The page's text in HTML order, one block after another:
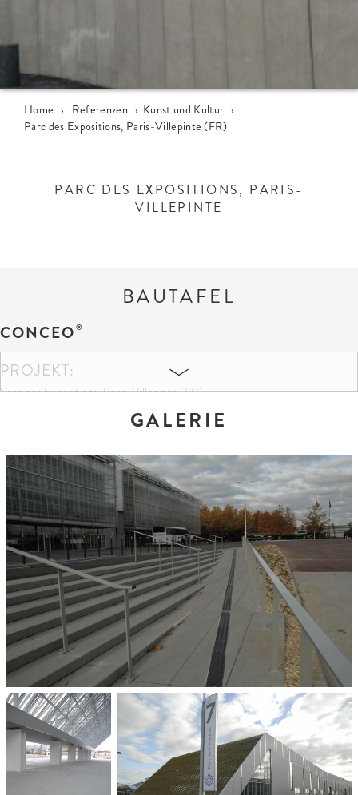
Home › Referenzen › Kunst und Kultur ›
Parc des Expositions, Paris-Villepinte (FR)
PARC DES EXPOSITIONS, PARIS-
VILLEPINTE
BAUTAFEL
CONCEO
PROJEKT:
Parc des Expositions, Paris-Villepinte (FR)
FARBEN UND FORMATE:
Objektfarbe
440 x 75 x 14 cm
300 x 150 x 14 cm
190 x 150 x 14 cm
150 x 150 x 14 cm
150 x 40 x 14 cm
30 x 30 x 14 cm
140 x 75,5 x 12 cm
140 x 60 x 12 cm
ARCHITEKT:
Neuveux-Rouyer-Paysagistes
BAUHERR:
Ville de Villepinte
GALERIE